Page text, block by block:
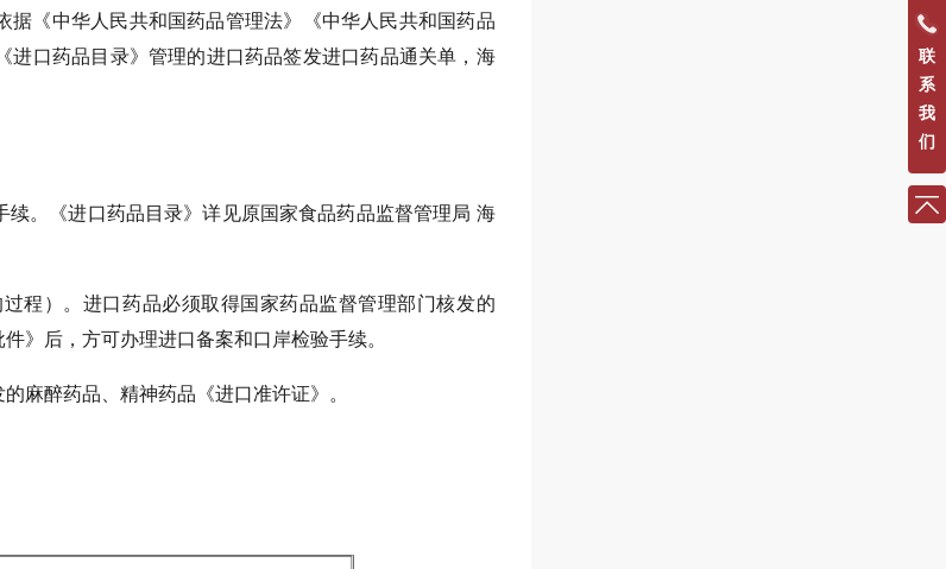
《中华人民共和国药品管理法》《中华人民共和国药品
口药品目录》管理的进口药品签发进口药品通关单，海
。《进口药品目录》详见原国家食品药品监督管理局 海
程）。进口药品必须取得国家药品监督管理部门核发的
》后，方可办理进口备案和口岸检验手续。
麻醉药品、精神药品《进口准许证》。
联
系
我
们